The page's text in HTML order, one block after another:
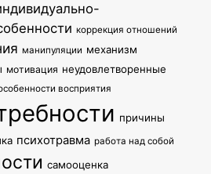
коррекция отношений
манипуляции механизм
мотивация неудовлетворенные
восприятия
причины
психотравма работа над собой
самооценка